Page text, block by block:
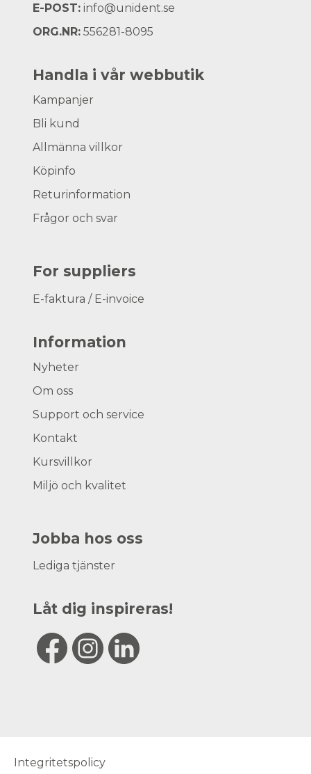
E-POST: info@unident.se
ORG.NR: 556281-8095
Handla i vår webbutik
Kampanjer
Bli kund
Allmänna villkor
Köpinfo
Returinformation
Frågor och svar
For suppliers
E-faktura / E-invoice
Information
Nyheter
Om oss
Support och service
Kontakt
Kursvillkor
Miljö och kvalitet
Jobba hos oss
Lediga tjänster
Låt dig inspireras!
Integritetspolicy